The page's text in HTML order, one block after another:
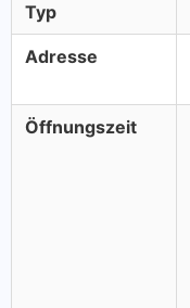
Typ
Adresse
Öffnungszeit